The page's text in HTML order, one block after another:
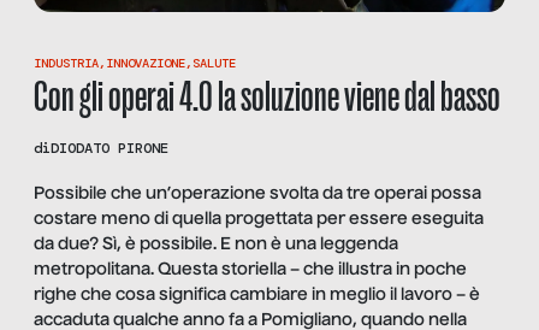
INDUSTRIA, INNOVAZIONE, SALUTE
Con gli operai 4.0 la soluzione viene dal basso
diDIODATO PIRONE
Possibile che un’operazione svolta da tre operai possa
costare meno di quella progettata per essere eseguita
da due? Sì, è possibile. E non è una leggenda
metropolitana. Questa storiella – che illustra in poche
righe che cosa significa cambiare in meglio il lavoro – è
accaduta qualche anno fa a Pomigliano, quando nella